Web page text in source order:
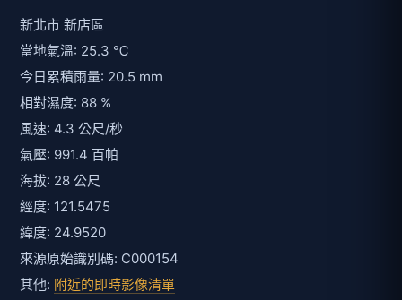
新北市 新店區
當地氣溫: 25.3 ℃
今日累積雨量: 20.5 mm
相對濕度: 88 %
風速: 4.3 公尺/秒
氣壓: 991.4 百帕
海拔: 28 公尺
經度: 121.5475
緯度: 24.9520
來源原始識別碼: C000154
其他: 附近的即時影像清單